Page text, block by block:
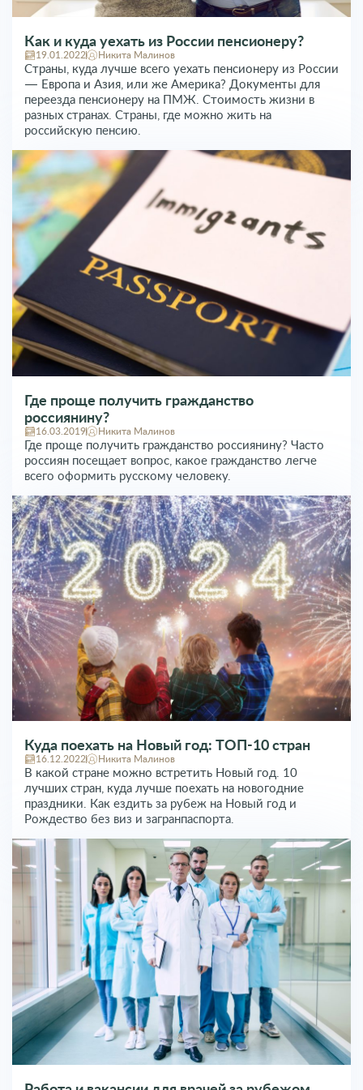
Как и куда уехать из России пенсионеру?
19.01.2022 Никита Малинов
Страны, куда лучше всего уехать пенсионеру из России
— Европа и Азия, или же Америка? Документы для
переезда пенсионеру на ПМЖ. Стоимость жизни в
разных странах. Страны, где можно жить на
российскую пенсию.
Где проще получить гражданство
россиянину?
16.03.2019 Никита Малинов
Где проще получить гражданство россиянину? Часто
россиян посещает вопрос, какое гражданство легче
всего оформить русскому человеку.
Куда поехать на Новый год: ТОП-10 стран
16.12.2022 Никита Малинов
В какой стране можно встретить Новый год. 10
лучших стран, куда лучше поехать на новогодние
праздники. Как ездить за рубеж на Новый год и
Рождество без виз и загранпаспорта.